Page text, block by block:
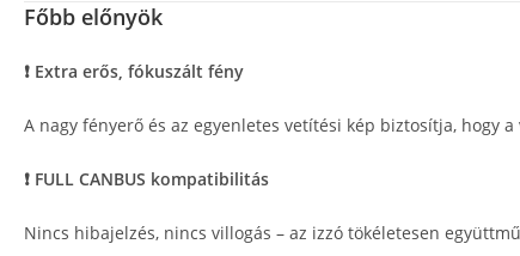
Főbb előnyök
❗ Extra erős, fókuszált fény
A nagy fényerő és az egyenletes vetítési kép biztosítja, hogy
❗ FULL CANBUS kompatibilitás
Nincs hibajelzés, nincs villogás – az izzó tökéletesen